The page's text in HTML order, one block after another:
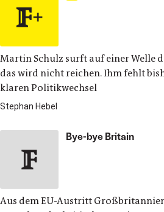
Martin Schulz surft auf einer Welle
das wird nicht reichen. Ihm fehlt
klaren Politikwechsel
Stephan Hebel
Bye-bye Britain
Aus dem EU-Austritt